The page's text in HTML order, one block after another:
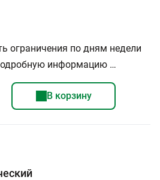
ограничения по дням недели
информацию …
В корзину